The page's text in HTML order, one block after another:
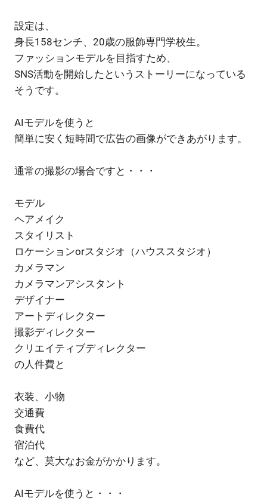
設定は、
身長158センチ、20歳の服飾専門学校生。
ファッションモデルを目指すため、
SNS活動を開始したというストーリーになっている
そうです。
AIモデルを使うと
簡単に安く短時間で広告の画像ができあがります。
通常の撮影の場合ですと・・・
モデル
ヘアメイク
スタイリスト
ロケーションorスタジオ（ハウススタジオ）
カメラマン
カメラマンアシスタント
デザイナー
アートディレクター
撮影ディレクター
クリエイティブディレクター
の人件費と
衣装、小物
交通費
食費代
宿泊代
など、莫大なお金がかかります。
AIモデルを使うと・・・